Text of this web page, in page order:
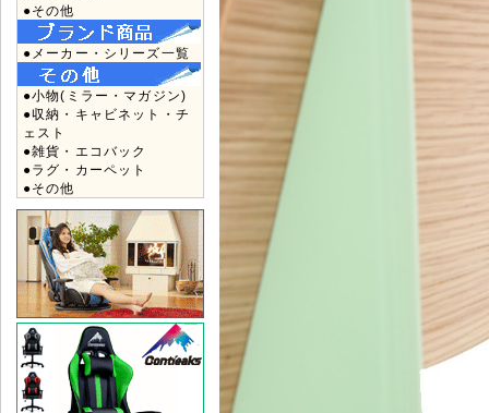
●その他
●メーカー・シリーズ一覧
●小物(ミラー・マガジン)
●収納・キャビネット・チ
ェスト
●雑貨・エコバック
●ラグ・カーペット
●その他